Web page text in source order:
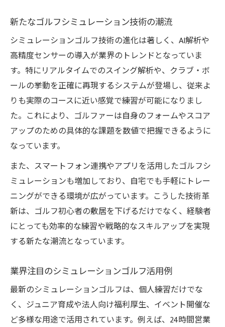
声
シュミレーションゴルフ活用でフォーム改
善
導入が進むAI解析と練習革命の今
シュミレーションゴルフAI解析で得られる
効果
最新AI技術が生む練習革命の実態を解説
リアルタイムデータ分析でスイングを可視
AI搭載シミュレーションゴルフの活用事例
効率的なスキルアップを支えるAI練習法
精度で選ぶ！シミュレーションゴルフ活用術
シュミレーションゴルフの精度比較ポイン
ト
び方
GOLF naviとの連携で精度を高めるコツ
用途別に最適なシミュレーションゴルフ活
用
新たなゴルフシミュレーション技術の潮流
シミュレーションゴルフ技術の進化は著しく、AI解析や
高精度センサーの導入が業界のトレンドとなっていま
す。特にリアルタイムでのスイング解析や、クラブ・ボ
ールの挙動を正確に再現するシステムが登場し、従来よ
りも実際のコースに近い感覚で練習が可能になりまし
た。これにより、ゴルファーは自身のフォームやスコア
アップのための具体的な課題を数値で把握できるように
なっています。
また、スマートフォン連携やアプリを活用したゴルフシ
ミュレーションも増加しており、自宅でも手軽にトレー
ニングができる環境が広がっています。こうした技術革
新は、ゴルフ初心者の敷居を下げるだけでなく、経験者
にとっても効率的な練習や戦略的なスキルアップを実現
する新たな潮流となっています。
業界注目のシミュレーションゴルフ活用例
最新のシミュレーションゴルフは、個人練習だけでな
く、ジュニア育成や法人向け福利厚生、イベント開催な
ど多様な用途で活用されています。例えば、24時間営業